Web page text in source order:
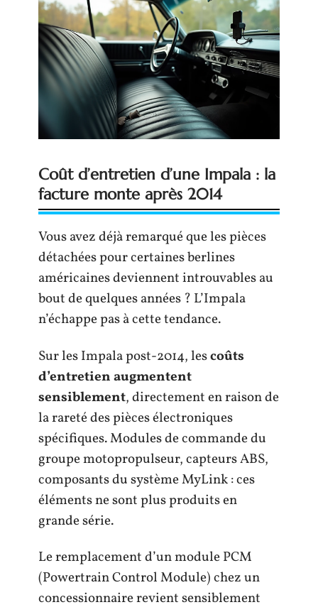
Coût d’entretien d’une Impala : la
facture monte après 2014
Vous avez déjà remarqué que les pièces
détachées pour certaines berlines
américaines deviennent introuvables au
bout de quelques années ? L’Impala
n’échappe pas à cette tendance.
Sur les Impala post-2014, lescoûts
d’entretien augmentent
sensiblement, directement en raison de
la rareté des pièces électroniques
spécifiques. Modules de commande du
groupe motopropulseur, capteurs ABS,
composants du système MyLink : ces
éléments ne sont plus produits en
grande série.
Le remplacement d’un module PCM
(Powertrain Control Module) chez un
concessionnaire revient sensiblement